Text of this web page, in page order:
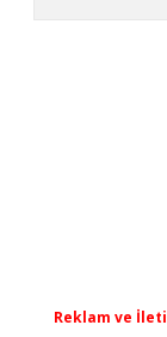
Reklam ve